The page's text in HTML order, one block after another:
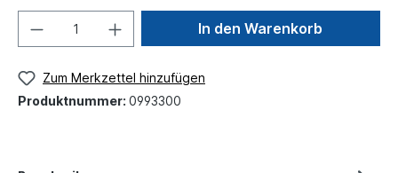
In den Warenkorb
Zum Merkzettel hinzufügen
Produktnummer: 0993300